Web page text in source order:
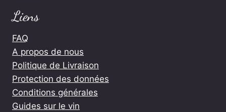
Liens
FAQ
A propos de nous
Politique de Livraison
Protection des données
Conditions générales
Guides sur le vin